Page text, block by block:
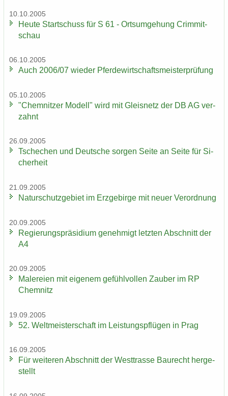
10.10.2005
Heute Start­schuss für S 61 - Orts­um­ge­hung Crim­mit­
schau
06.10.2005
Auch 2006/07 wie­der Pfer­de­wirt­schafts­meis­ter­prü­fung
05.10.2005
"Chem­nit­zer Mo­dell" wird mit Gleis­netz der DB AG ver­
zahnt
26.09.2005
Tsche­chen und Deut­sche sor­gen Seite an Seite für Si­
cher­heit
21.09.2005
Na­tur­schutz­ge­biet im Erz­ge­bir­ge mit neuer Ver­ord­nung
20.09.2005
Re­gie­rungs­prä­si­di­um ge­neh­migt letz­ten Ab­schnitt der
A4
20.09.2005
Ma­le­rei­en mit ei­ge­nem ge­fühl­vol­len Zau­ber im RP
Chem­nitz
19.09.2005
52. Welt­meis­ter­schaft im Leis­tungs­pflü­gen in Prag
16.09.2005
Für wei­te­ren Ab­schnitt der West­tras­se Bau­recht her­ge­
stellt